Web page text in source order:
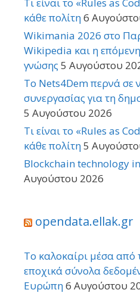
Τι είναι το «Rules as
κάθε πολίτη6
Wikimania 2026 στο
Wikipedia και η
γνώσης 5 Αυγούστου
Το Nets4Dem περνά σε
συνεργασίας για τη
5 Αυγούστου 2026
Τι είναι το «Rules as
κάθε πολίτη5
Blockchain technology
Αυγούστου 2026
opendata.ellak.gr
Το καλοκαίρι μέσα από
εποχικά σύνολα
Ευρώπη6 Αυγούστου